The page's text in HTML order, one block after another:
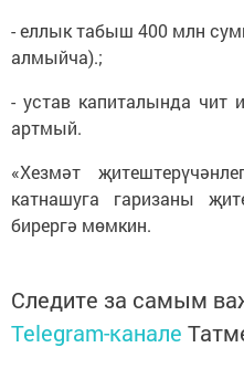
- еллык табыш 400 млн
алмыйча).;
- устав капиталында чит
артмый.
«Хезмәт
катнашуга гаризаны
бирергә мөмкин.
Следите за самым
Telegram-канале